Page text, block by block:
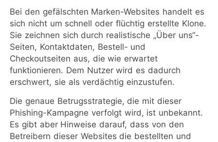
Bei den gefälschten Marken-Websites handelt es
sich nicht um schnell oder flüchtig erstellte Klone.
Sie zeichnen sich durch realistische „Über uns“-
Seiten, Kontaktdaten, Bestell- und
Checkoutseiten aus, die wie erwartet
funktionieren. Dem Nutzer wird es dadurch
erschwert, sie als verdächtig einzustufen.
Die genaue Betrugsstrategie, die mit dieser
Phishing-Kampagne verfolgt wird, ist unbekannt.
Es gibt aber Hinweise darauf, dass von den
Betreibern dieser Websites die bestellten und